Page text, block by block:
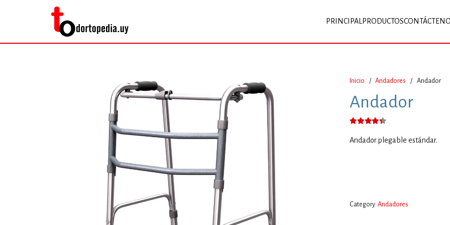
PRINCIPAL PRODUCTOS
Inicio / Andadores / Andador
Andador
Andador plegable estándar.
Category: Andadores